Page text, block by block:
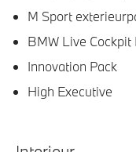
M Sport
BMW Live
Innovation Pack
High Executive